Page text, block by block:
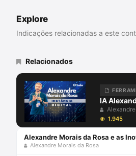
de Prerrogativas da OAB/
Advocacia Criminal da
Explore
Indicações relacionadas a este
Relacionados
IA
1.945
Alexandre Morais da Rosa